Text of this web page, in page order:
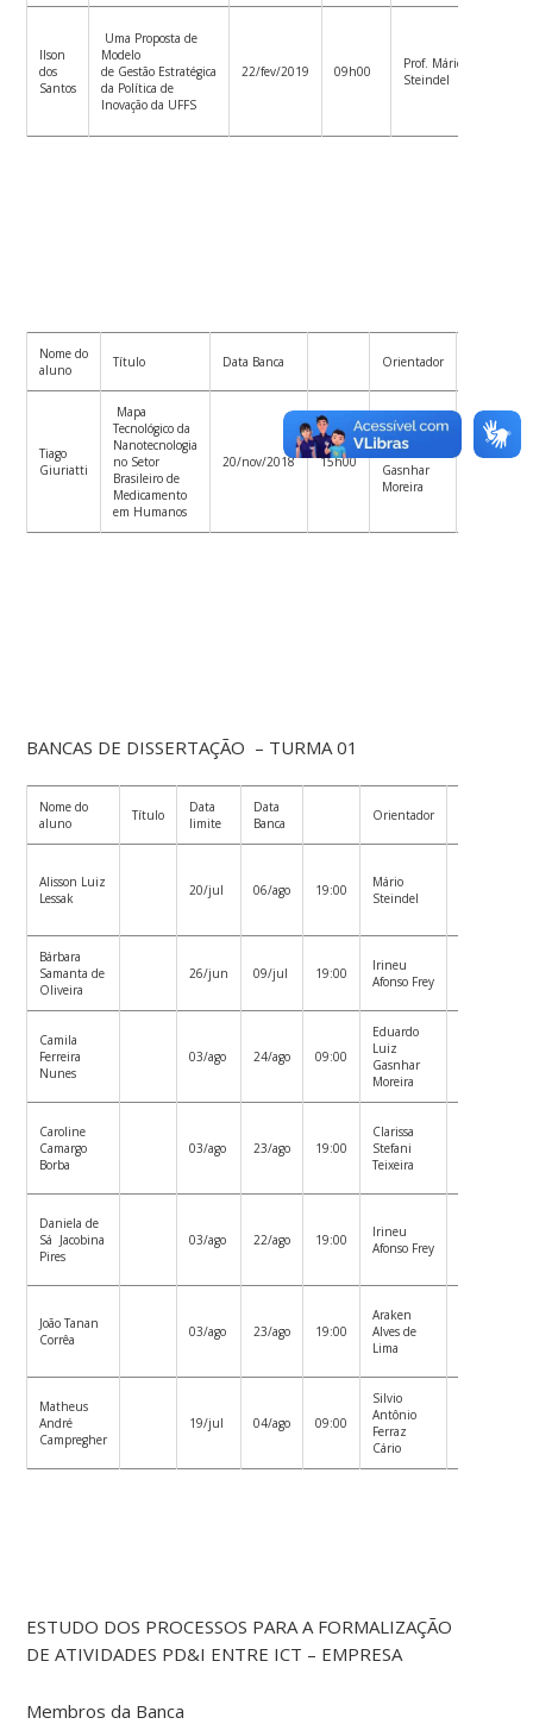
Ilson
dos
Santos
Uma Proposta de
Modelo
de Gestão Estratégica
da Política de
Inovação da UFFS
22/fev/2019 09h00
Prof. Mário
Steindel
Nome do
aluno
Título Data Banca Orientador
Tiago
Giuriatti
Mapa
Tecnológico da
Nanotecnologia
no Setor
Brasileiro de
Medicamento
em Humanos
20/nov/2018 15h00
Eduardo
Luiz
Gasnhar
Moreira
Fernando
BANCAS DE DISSERTAÇÃO – TURMA 01
Nome do
aluno
Título
Data
limite
Data
Banca
Orientador
Alisson Luiz
Lessak
20/jul 06/ago 19:00
Mário
Steindel
Bárbara
Samanta de
Oliveira
26/jun 09/jul 19:00
Irineu
Afonso Frey
Camila
Ferreira
Nunes
03/ago 24/ago 09:00
Eduardo
Luiz
Gasnhar
Moreira
Caroline
Camargo
Borba
03/ago 23/ago 19:00
Clarissa
Stefani
Teixeira
Daniela de
Sá Jacobina
Pires
03/ago 22/ago 19:00
Irineu
Afonso Frey
João Tanan
Corrêa
03/ago 23/ago 19:00
Araken
Alves de
Lima
Matheus
André
Campregher
19/jul 04/ago 09:00
Silvio
Antônio
Ferraz
Cário
ESTUDO DOS PROCESSOS PARA A FORMALIZAÇÃO
DE ATIVIDADES PD&I ENTRE ICT – EMPRESA
Membros da Banca